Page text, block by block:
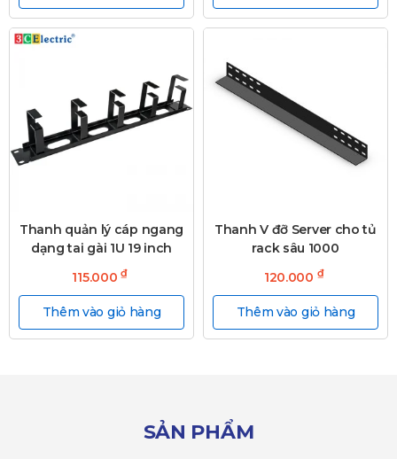
Thanh quản lý cáp ngang
dạng tai gài 1U 19 inch
115.000₫
Thêm vào giỏ hàng
Thanh V đỡ Server cho tủ
rack sâu 1000
120.000 ₫
Thêm vào giỏ hàng
SẢN PHẨM